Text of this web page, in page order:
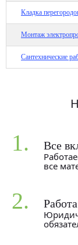
Кладка
Монтаж
Сантехнические
1. Все
все
2.